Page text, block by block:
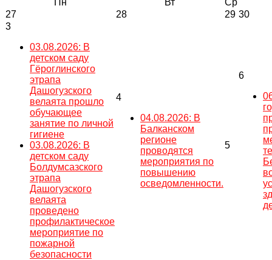
27
28 29 30
3
03.08.2026: В
детском саду
Гёроглинского
этрапа
Дашогузского
велаята прошло
обучающее
занятие по личной
гигиене
03.08.2026: В
детском саду
Болдумсазского
этрапа
Дашогузского
велаята
проведено
профилактическое
мероприятие по
пожарной
безопасности
4
04.08.2026: В
Балканском
регионе
проводятся
мероприятия по
повышению
осведомленности.
5
6